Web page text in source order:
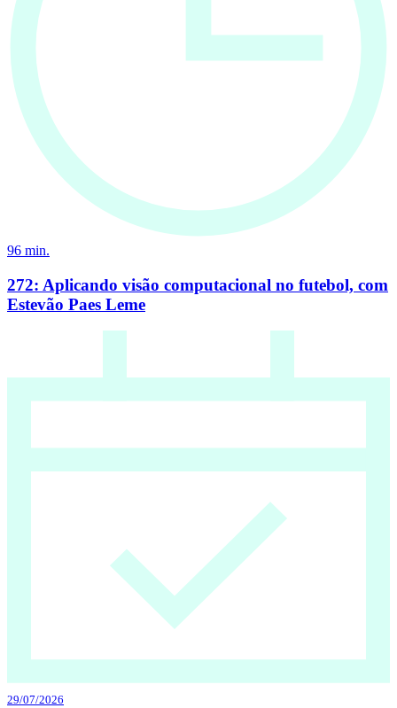
96 min.
272: Aplicando visão computacional no futebol, com
Estevão Paes Leme
29/07/2026